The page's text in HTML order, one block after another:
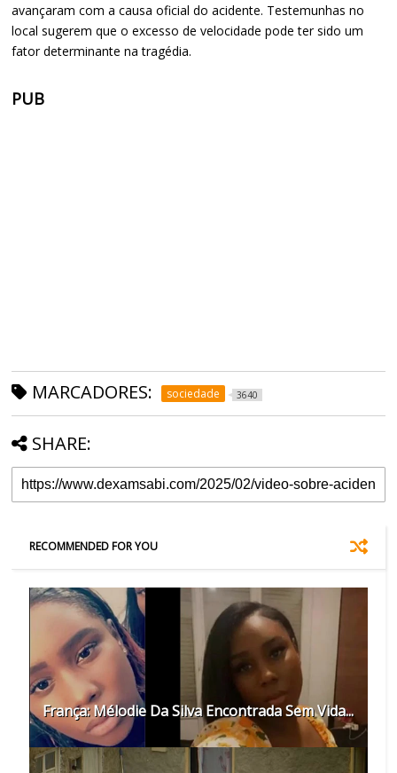
avançaram com a causa oficial do acidente. Testemunhas no
local sugerem que o excesso de velocidade pode ter sido um
fator determinante na tragédia.
PUB
MARCADORES: sociedade 3640
SHARE:
RECOMMENDED FOR YOU
França: Mélodie Da Silva Encontrada Sem Vida...